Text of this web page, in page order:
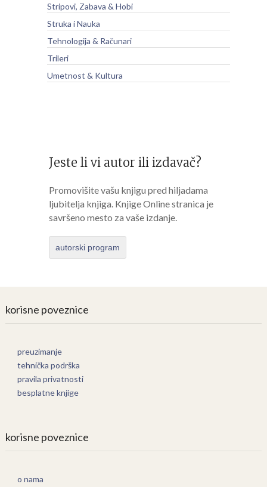
Stripovi, Zabava & Hobi
Struka i Nauka
Tehnologija & Računari
Trileri
Umetnost & Kultura
Jeste li vi autor ili izdavač?
Promovišite vašu knjigu pred hiljadama
ljubitelja knjiga. Knjige Online stranica je
savršeno mesto za vaše izdanje.
autorski program
korisne poveznice
preuzimanje
tehnička podrška
pravila privatnosti
besplatne knjige
korisne poveznice
o nama